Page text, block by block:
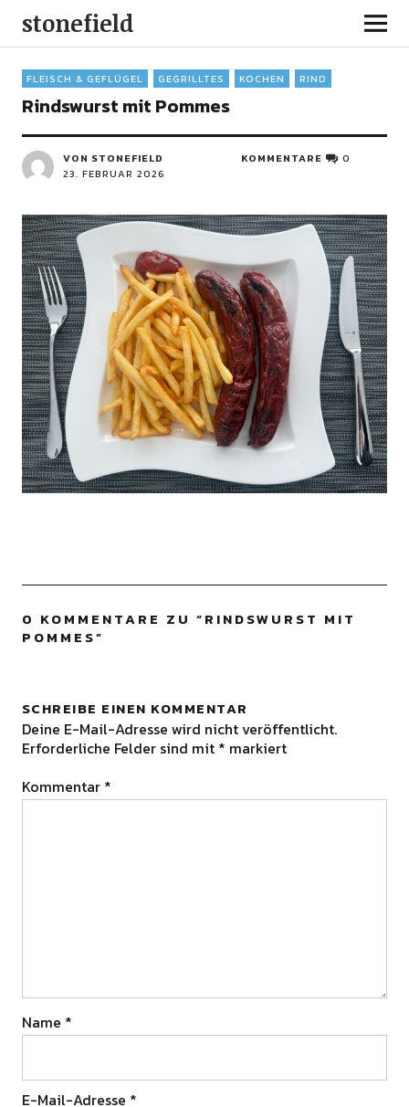
stonefield
FLEISCH & GEFLÜGEL GEGRILLTES KOCHEN RIND
Rindswurst mit Pommes
VON STONEFIELD
23. FEBRUAR 2026
KOMMENTARE 0
0 KOMMENTARE ZU “RINDSWURST MIT
POMMES”
SCHREIBE EINEN KOMMENTAR
Deine E-Mail-Adresse wird nicht veröffentlicht.
Erforderliche Felder sind mit * markiert
Kommentar *
Name *
E-Mail-Adresse *